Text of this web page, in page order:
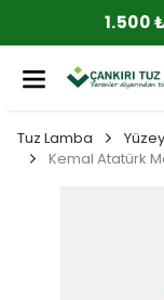
1.500
Tuz Lamba
Kemal Atatürk